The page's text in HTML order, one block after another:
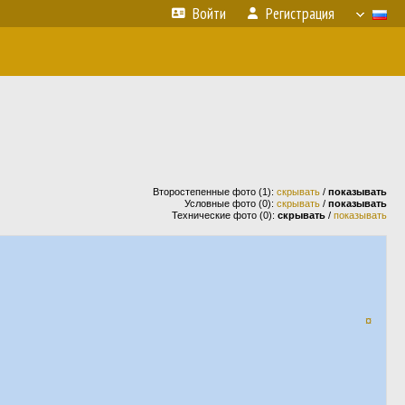
Войти Регистрация
Второстепенные фото (1): скрывать / показывать
Условные фото (0): скрывать / показывать
Технические фото (0): скрывать / показывать
¤